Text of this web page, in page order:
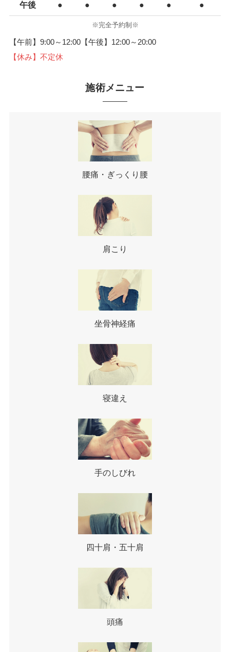
午後 ● ● ● ● ● ●
※完全予約制※
【午前】9:00～12:00【午後】12:00～20:00
【休み】不定休
施術メニュー
腰痛・ぎっくり腰
肩こり
坐骨神経痛
寝違え
手のしびれ
四十肩・五十肩
頭痛